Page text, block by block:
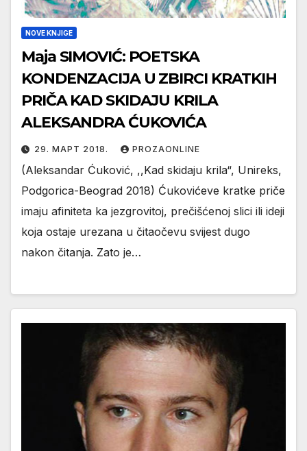
NOVE KNJIGE
Maja SIMOVIĆ: POETSKA
KONDENZACIJA U ZBIRCI KRATKIH
PRIČA KAD SKIDAJU KRILA
ALEKSANDRA ĆUKOVIĆA
29. МАРТ 2018. PROZAONLINE
(Aleksandar Ćuković, ,,Kad skidaju krila“, Unireks,
Podgorica-Beograd 2018) Ćukovićeve kratke priče
imaju afiniteta ka jezgrovitoj, prečišćenoj slici ili ideji
koja ostaje urezana u čitaočevu svijest dugo
nakon čitanja. Zato je…